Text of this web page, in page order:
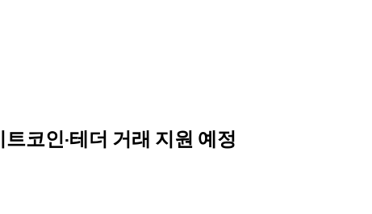
코인·테더 거래 지원 예정